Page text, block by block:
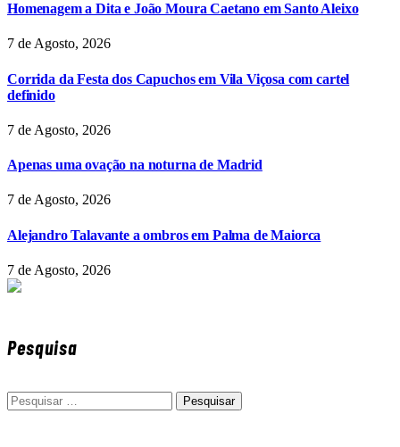
Homenagem a Dita e João Moura Caetano em Santo Aleixo
7 de Agosto, 2026
Corrida da Festa dos Capuchos em Vila Viçosa com cartel
definido
7 de Agosto, 2026
Apenas uma ovação na noturna de Madrid
7 de Agosto, 2026
Alejandro Talavante a ombros em Palma de Maiorca
7 de Agosto, 2026
Pesquisa
Pesquisar
por: